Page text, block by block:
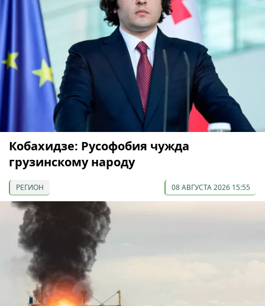
Кобахидзе: Русофобия чужда
грузинскому народу
РЕГИОН 08 АВГУСТА 2026 15:55